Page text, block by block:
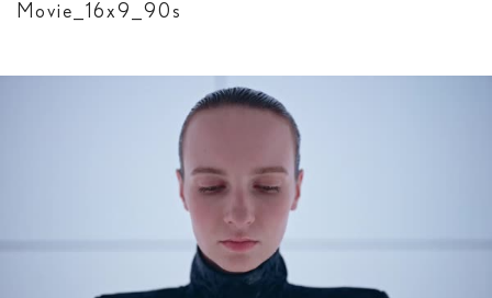
Movie_16x9_90s